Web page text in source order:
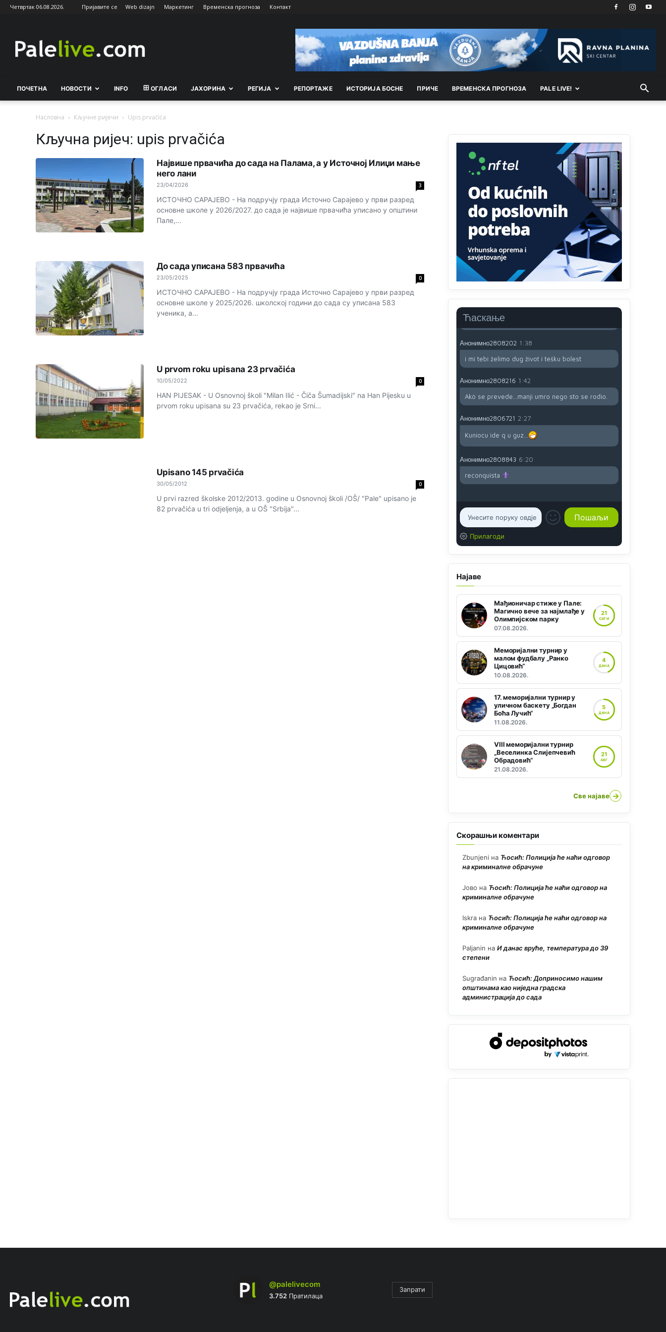
Четвртак 06.08.2026. Пријавите се Web dizajn Маркетинг Временска прогноза Контакт
ПОЧЕТНА НОВОСТИ INFO ОГЛАСИ ЈАХОРИНА РEГИЈА РEПОРТАЖE ИСТОРИЈА БОСНЕ ПРИЧЕ ВРEМEНСКА ПРОГНОЗА PALE LIVE!
Насловна Кључне ријечи Upis prvačića
Кључна ријеч: upis prvačića
Највише првачића до сада на Палама, а у Источној Илиџи мање
него лани
23/04/2026 3
ИСТОЧНО САРАЈЕВО - На подручју града Источно Сарајево у први разред
основне школе у 2026/2027. до сада је највише првачића уписано у општини
Пале,...
До сада уписана 583 првачића
23/05/2025 0
ИСТОЧНО САРАЈЕВО - На подручју града Источно Сарајево у први разред
основне школе у 2025/2026. школској години до сада су уписана 583
ученика, а...
U prvom roku upisana 23 prvačića
10/05/2022 0
HAN PIJESAK - U Osnovnoj školi "Milan Ilić - Čiča Šumadijski" na Han Pijesku u
prvom roku upisana su 23 prvačića, rekao je Srni...
Upisano 145 prvačića
30/05/2012 0
U prvi razred školske 2012/2013. godine u Osnovnoj školi /OŠ/ "Pale" upisano je
82 prvačića u tri odjeljenja, a u OŠ "Srbija"...
Ћаскање
šalju poštom a da ne dolaze? Kurko
Анонимно2807791 11:39
БиХ није гласала да је тзв.Косово држава.
Анонимно2807895 12:16
Drzi pod kontrolom tri stvari jezik,karakter i
ponasanje...Uzivotu brani tri stvari:cast,prijatelja i
zivota iskljuci tri stvari uvredu,neznanje
zavist.Sve dok si ziv gaji tri stvari
dobrotu,pamet i prijateljstvo!!
Анонимно2806721 12:39
791 BiH nije priznala Kosovo kao nezavisnu
državu jer genocidna tvorevina pravi smetnju a
recimo Srbija je davno
priznala.Na svakom
proizvodu iz Srbije stoji -uvoznik za Kosovo
Анонимно2806721 12:45
Sve i da se nekim čudom vojska Srbije "vrati" na
koga da brani? A imamo vojsku Kosova kojoj
želimo svako dobro i da se što bolje opreme
Анонимно2808202 1:38
i mi tebi želimo dug život i tešku bolest
Анонимно2808216 1:42
Akò se prevede...manji umro nego sto se rodio.
Анонимно2806721 2:27
Kuniocu ide q u guz...
Анонимно2808843 6:20
reconquista
Прилагоди
Најаве
Мађионичар стиже у Пале:
Магично вече за најмлађе у
Олимпијском парку
07.08.2026.
21
САТИ
Меморијални турнир у
малом фудбалу „Ранко
Цицовић“
10.08.2026.
4
ДАНА
17. меморијални турнир у
уличном баскету „Богдан
Боћа Лучић“
11.08.2026.
5
ДАНА
VIII меморијални турнир
„Веселинка Слијепчевић
Обрадовић“
21.08.2026.
21
АВГ
Све најаве →
Скорашњи коментари
Zbunjeni на Ћосић: Полиција ће наћи одговор
на криминалне обрачуне
Јово на Ћосић: Полиција ће наћи одговор на
криминалне обрачуне
Iskra на Ћосић: Полиција ће наћи одговор на
криминалне обрачуне
Paljanin на И данас вруће, температура до 39
степени
Sugrađanin на Ћосић: Доприносимо нашим
општинама као ниједна градска
администрација до сада
@palelivecom
3.752Пратилаца
Запрати